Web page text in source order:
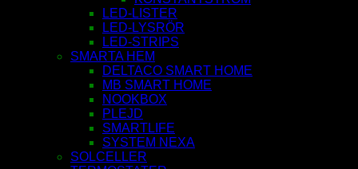
LED-LISTER
LED-LYSRÖR
LED-STRIPS
SMARTA HEM
DELTACO SMART HOME
MB SMART HOME
NOOKBOX
PLEJD
SMARTLIFE
SYSTEM NEXA
SOLCELLER